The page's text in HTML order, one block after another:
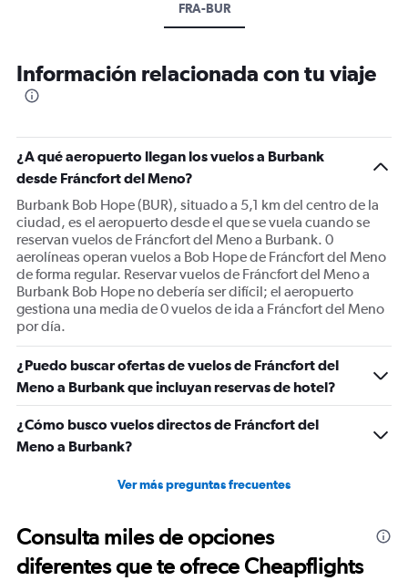
FRA-BUR
Información relacionada con tu viaje
¿A qué aeropuerto llegan los vuelos a Burbank
desde Fráncfort del Meno?
Burbank Bob Hope (BUR), situado a 5,1 km del centro de la
ciudad, es el aeropuerto desde el que se vuela cuando se
reservan vuelos de Fráncfort del Meno a Burbank. 0
aerolíneas operan vuelos a Bob Hope de Fráncfort del Meno
de forma regular. Reservar vuelos de Fráncfort del Meno a
Burbank Bob Hope no debería ser difícil; el aeropuerto
gestiona una media de 0 vuelos de ida a Fráncfort del Meno
por día.
¿Puedo buscar ofertas de vuelos de Fráncfort del
Meno a Burbank que incluyan reservas de hotel?
¿Cómo busco vuelos directos de Fráncfort del
Meno a Burbank?
Ver más preguntas frecuentes
Consulta miles de opciones
diferentes que te ofrece Cheapflights